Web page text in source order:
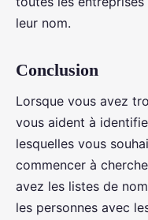
leur nom.
Conclusion
Lorsque vous avez
vous aident à
lesquelles vous
commencer à
avez les listes de
les personnes avec